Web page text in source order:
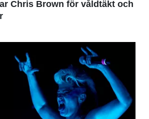
Chris Brown för våldtäkt och